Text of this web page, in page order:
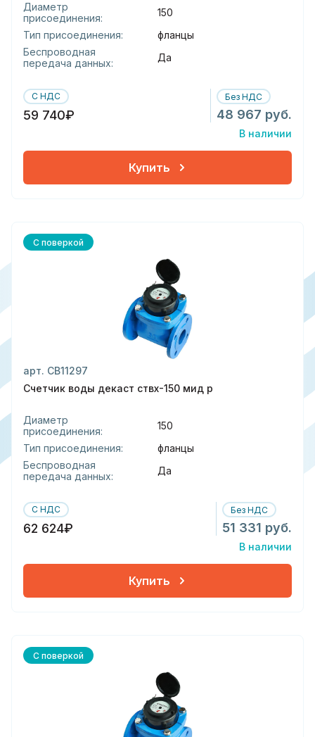
Диаметр
присоединения:
150
Тип присоединения:
фланцы
Беспроводная
передача данных:
Да
С НДС
59 740₽
Без НДС
48 967 руб.
В наличии
Купить
С поверкой
арт. СВ11297
Счетчик воды декаст ствх-150 мид р
Диаметр
присоединения:
150
Тип присоединения:
фланцы
Беспроводная
передача данных:
Да
С НДС
62 624₽
Без НДС
51 331 руб.
В наличии
Купить
С поверкой